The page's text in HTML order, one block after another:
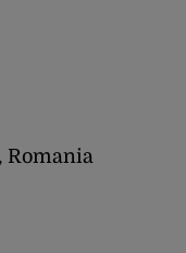
Romania